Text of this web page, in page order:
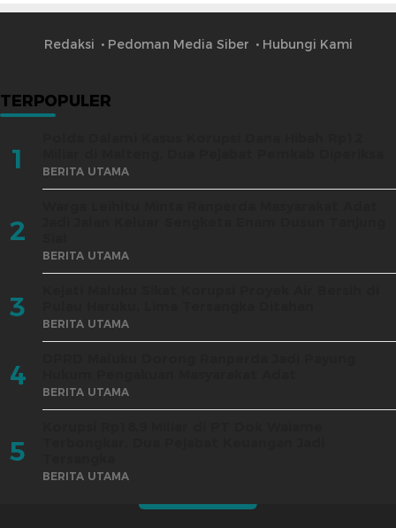
Redaksi Pedoman Media Siber Hubungi Kami
TERPOPULER
1 BERITA UTAMA
2
BERITA UTAMA
3 BERITA UTAMA
4 BERITA UTAMA
5
BERITA UTAMA